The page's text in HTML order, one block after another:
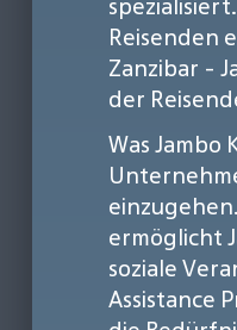
Reisenden
Zanzibar -
der
Was
ermöglicht
soziale
Assistance